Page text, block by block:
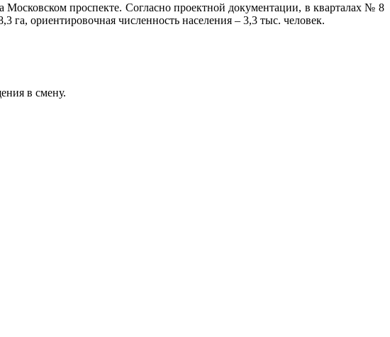
проспекте. Согласно проектной документации, в кварталах № 8
ориентировочная численность населения – 3,3 тыс. человек.
в смену.